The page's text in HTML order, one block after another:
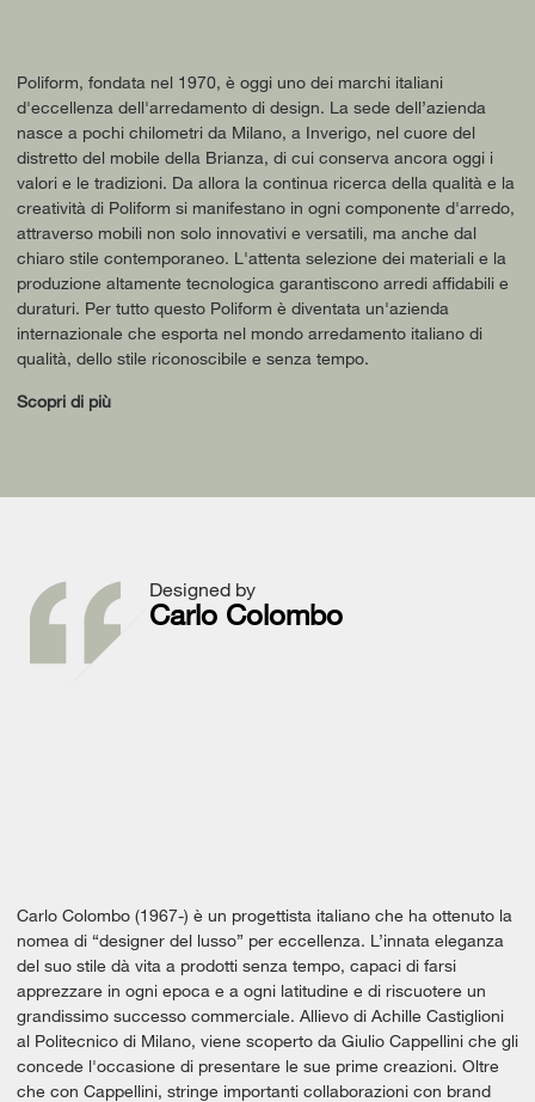
Poliform, fondata nel 1970, è oggi uno dei marchi italiani
d'eccellenza dell'arredamento di design. La sede dell’azienda
nasce a pochi chilometri da Milano, a Inverigo, nel cuore del
distretto del mobile della Brianza, di cui conserva ancora oggi i
valori e le tradizioni. Da allora la continua ricerca della qualità e la
creatività di Poliform si manifestano in ogni componente d'arredo,
attraverso mobili non solo innovativi e versatili, ma anche dal
chiaro stile contemporaneo. L'attenta selezione dei materiali e la
produzione altamente tecnologica garantiscono arredi affidabili e
duraturi. Per tutto questo Poliform è diventata un'azienda
internazionale che esporta nel mondo arredamento italiano di
qualità, dello stile riconoscibile e senza tempo.
Scopri di più
Designed by
Carlo Colombo
Carlo Colombo (1967-) è un progettista italiano che ha ottenuto la
nomea di “designer del lusso” per eccellenza. L’innata eleganza
del suo stile dà vita a prodotti senza tempo, capaci di farsi
apprezzare in ogni epoca e a ogni latitudine e di riscuotere un
grandissimo successo commerciale. Allievo di Achille Castiglioni
al Politecnico di Milano, viene scoperto da Giulio Cappellini che gli
concede l'occasione di presentare le sue prime creazioni. Oltre
che con Cappellini, stringe importanti collaborazioni con brand